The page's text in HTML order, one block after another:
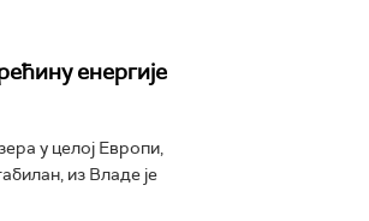
енергије
у целој Европи,
из Владе је